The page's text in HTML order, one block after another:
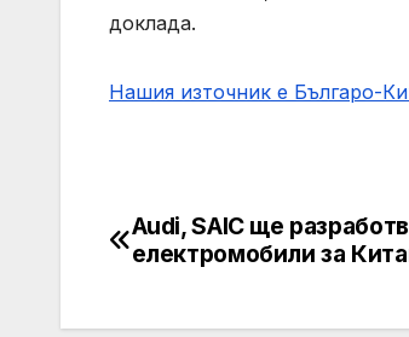
доклада.
Нашия източник е Българо-
Post
Audi, SAIC ще
електромобили за